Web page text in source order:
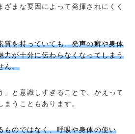
ざまな要因によって発揮されにくく
質を持っていても、発声の癖や身体
力が十分に伝わらなくなってしまう
ん。
」と意識しすぎることで、かえって
まうこともあります。
ものではなく、呼吸や身体の使い